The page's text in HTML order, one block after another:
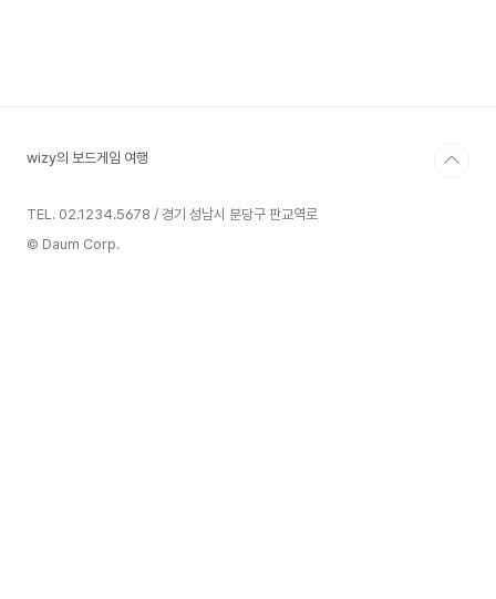
wizy의 보드게임 여행
TEL. 02.1234.5678 / 경기 성남시 분당구 판교역로
© Daum Corp.